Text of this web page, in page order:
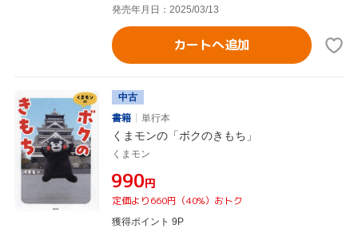
発売年月日：2025/03/13
カートへ追加
中古
書籍
単行本
くまモンの「ボクのきもち」
くまモン
¥990円
定価より660円（40%）おトク
獲得ポイント 9P